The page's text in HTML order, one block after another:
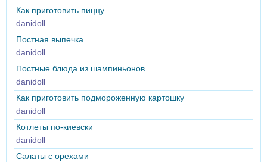
Как приготовить пиццу
danidoll
Постная выпечка
danidoll
Постные блюда из шампиньонов
danidoll
Как приготовить подмороженную картошку
danidoll
Котлеты по-киевски
danidoll
Салаты с орехами